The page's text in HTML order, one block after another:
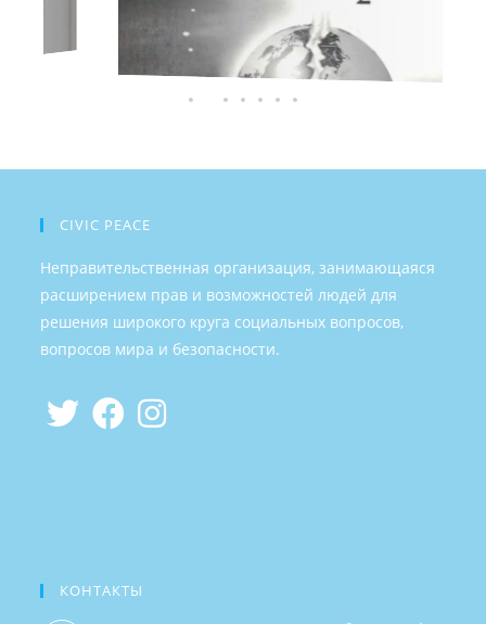
CIVIC PEACE
Неправительственная организация, занимающаяся
расширением прав и возможностей людей для
решения широкого круга социальных вопросов,
вопросов мира и безопасности.
КОНТАКТЫ